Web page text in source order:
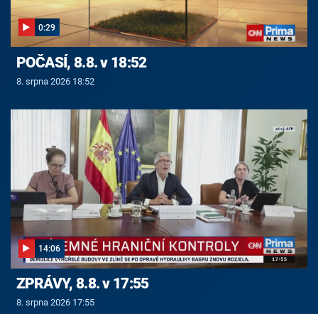
0:29
POČASÍ, 8.8. v 18:52
8. srpna 2026 18:52
14:06
ZPRÁVY, 8.8. v 17:55
8. srpna 2026 17:55